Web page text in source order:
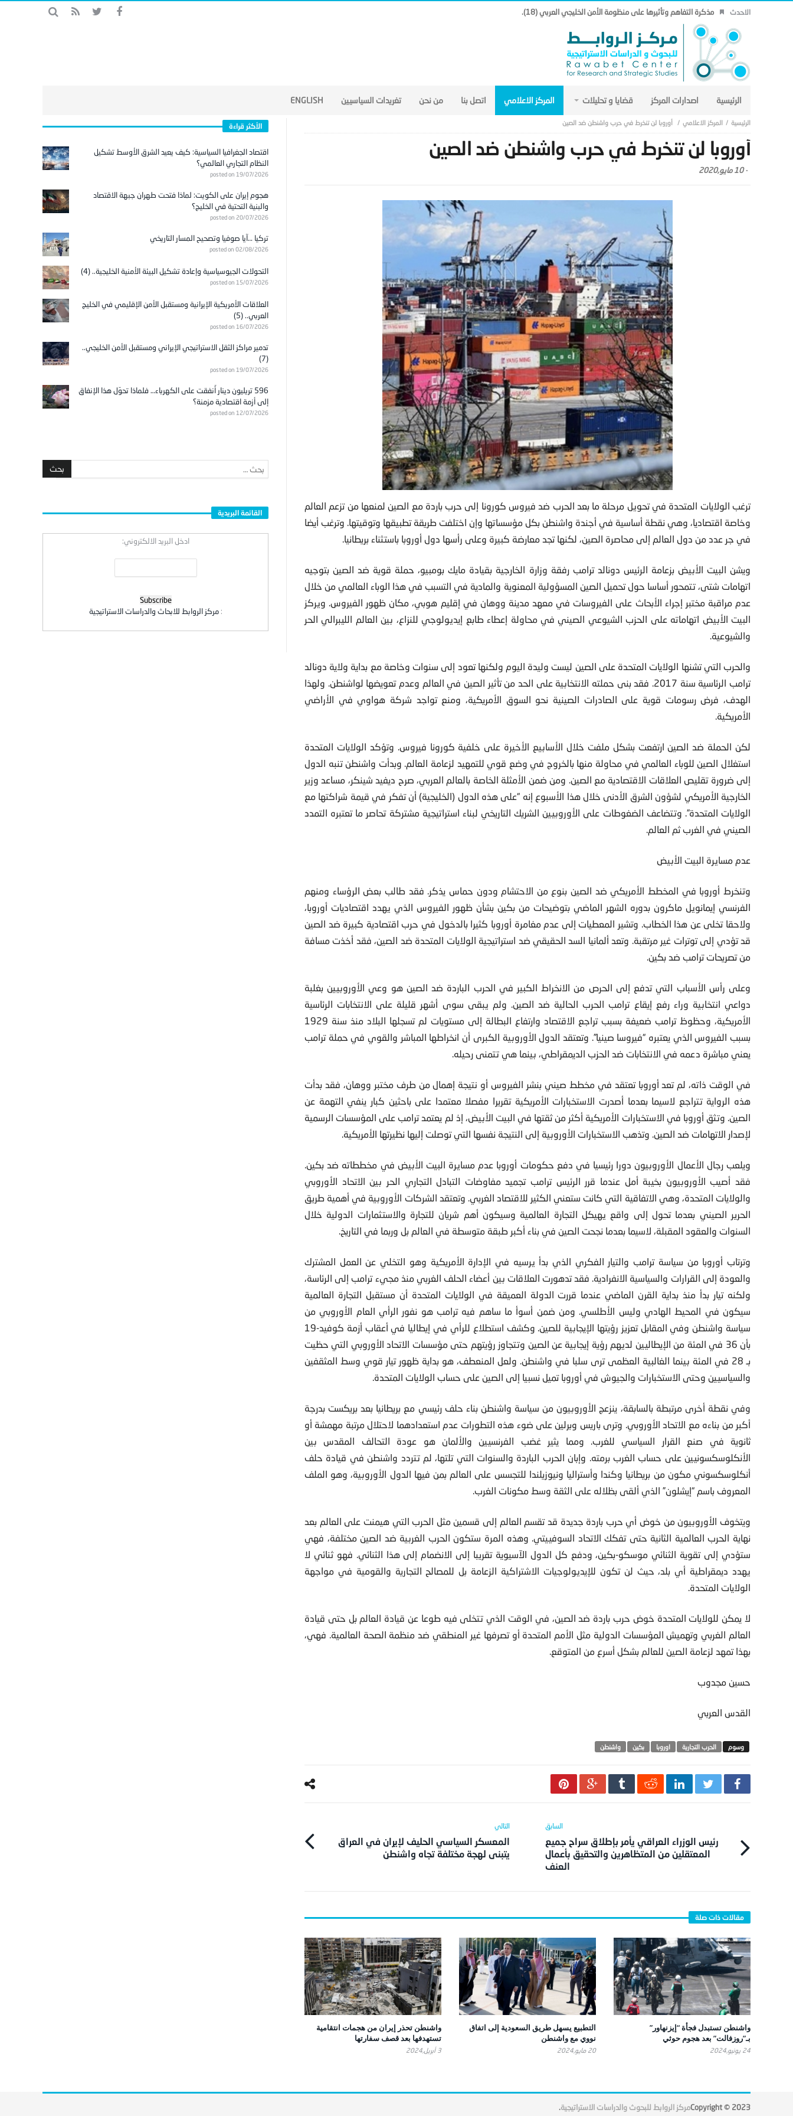
الاحدث مذكرة التفاهم وتأثيرها على منظومة الأمن الخليجي العربي (18).
الرئيسية اصدارات المركز قضايا و تحليلات المركز الاعلامي اتصل بنا من نحن تغريدات السياسيين ENGLISH
المركز الاعلامي أوروبا لن تنخرط في حرب واشنطن ضد الصين
أوروبا لن تنخرط في حرب واشنطن ضد الصين
-10 مايو,2020
ترغب الولايات المتحدة في تحويل مرحلة ما بعد الحرب ضد فيروس كورونا إلى حرب باردة مع الصين لمنعها من تزعم العالم
وخاصة اقتصاديا، وهي نقطة أساسية في أجندة واشنطن بكل مؤسساتها وإن اختلفت طريقة تطبيقها وتوقيتها. وترغب أيضا
في جر عدد من دول العالم إلى محاصرة الصين، لكنها تجد معارضة كبيرة وعلى رأسها دول أوروبا باستثناء بريطانيا.
ويشن البيت الأبيض بزعامة الرئيس دونالد ترامب رفقة وزارة الخارجية بقيادة مايك بومبيو، حملة قوية ضد الصين بتوجيه
اتهامات شتى، تتمحور أساسا حول تحميل الصين المسؤولية المعنوية والمادية في التسبب في هذا الوباء العالمي من خلال
عدم مراقبة مختبر إجراء الأبحاث على الفيروسات في معهد مدينة ووهان في إقليم هوبي، مكان ظهور الفيروس. ويركز
البيت الأبيض اتهاماته على الحزب الشيوعي الصيني في محاولة إعطاء طابع إيديولوجي للنزاع، بين العالم الليبرالي الحر
والشيوعية.
والحرب التي تشنها الولايات المتحدة على الصين ليست وليدة اليوم ولكنها تعود إلى سنوات وخاصة مع بداية ولاية دونالد
ترامب الرئاسية سنة 2017. فقد بنى حملته الانتخابية على الحد من تأثير الصين في العالم وعدم تعويضها لواشنطن. ولهذا
الهدف، فرض رسومات قوية على الصادرات الصينية نحو السوق الأمريكية، ومنع تواجد شركة هواوي في الأراضي
الأمريكية.
لكن الحملة ضد الصين ارتفعت بشكل ملفت خلال الأسابيع الأخيرة على خلفية كورونا فيروس. وتؤكد الولايات المتحدة
استغلال الصين للوباء العالمي في محاولة منها بالخروج في وضع قوي للتمهيد لزعامة العالم. وبدأت واشنطن تنبه الدول
إلى ضرورة تقليص العلاقات الاقتصادية مع الصين. ومن ضمن الأمثلة الخاصة بالعالم العربي، صرح ديفيد شينكر، مساعد وزير
الخارجية الأمريكي لشؤون الشرق الأدنى خلال هذا الأسبوع إنه “على هذه الدول (الخليجية) أن تفكر في قيمة شراكتها مع
الولايات المتحدة”. وتتضاعف الضغوطات على الأوروبيين الشريك التاريخي لبناء استراتيجية مشتركة تحاصر ما تعتبره التمدد
الصيني في الغرب ثم العالم.
عدم مسايرة البيت الأبيض
وتنخرط أوروبا في المخطط الأمريكي ضد الصين بنوع من الاحتشام ودون حماس يذكر. فقد طالب بعض الرؤساء ومنهم
الفرنسي إيمانويل ماكرون بدوره الشهر الماضي بتوضيحات من بكين بشأن ظهور الفيروس الذي يهدد اقتصاديات أوروبا،
ولاحقا تخلى عن هذا الخطاب. وتشير المعطيات إلى عدم مغامرة أوروبا كثيرا بالدخول في حرب اقتصادية كبيرة ضد الصين
قد تؤدي إلى توترات غير مرتقبة. وتعد ألمانيا السد الحقيقي ضد استراتيجية الولايات المتحدة ضد الصين، فقد أخذت مسافة
من تصريحات ترامب ضد بكين.
وعلى رأس الأسباب التي تدفع إلى الحرص من الانخراط الكبير في الحرب الباردة ضد الصين هو وعي الأوروبيين بغلبة
دواعي انتخابية وراء رفع إيقاع ترامب الحرب الحالية ضد الصين. ولم يبقى سوى أشهر قليلة على الانتخابات الرئاسية
الأمريكية، وحظوظ ترامب ضعيفة بسبب تراجع الاقتصاد وارتفاع البطالة إلى مستويات لم تسجلها البلاد منذ سنة 1929
بسبب الفيروس الذي يعتبره “فيروسا صينيا”. وتعتقد الدول الأوروبية الكبرى أن انخراطها المباشر والقوي في حملة ترامب
يعني مباشرة دعمه في الانتخابات ضد الحزب الديمقراطي، بينما هي تتمنى رحيله.
في الوقت ذاته، لم تعد أوروبا تعتقد في مخطط صيني بنشر الفيروس أو نتيجة إهمال من طرف مختبر ووهان، فقد بدأت
هذه الرواية تتراجع لاسيما بعدما أصدرت الاستخبارات الأمريكية تقريرا مفصلا معتمدا على باحثين كبار ينفي التهمة عن
الصين. وتثق أوروبا في الاستخبارات الأمريكية أكثر من ثقتها في البيت الأبيض، إذ لم يعتمد ترامب على المؤسسات الرسمية
لإصدار الاتهامات ضد الصين. وتذهب الاستخبارات الأوروبية إلى النتيجة نفسها التي توصلت إليها نظيرتها الأمريكية.
ويلعب رجال الأعمال الأوروبيون دورا رئيسيا في دفع حكومات أوروبا عدم مسايرة البيت الأبيض في مخططاته ضد بكين.
فقد أصيب الأوروبيون بخيبة أمل عندما قرر الرئيس ترامب تجميد مفاوضات التبادل التجاري الحر بين الاتحاد الأوروبي
والولايات المتحدة، وهي الاتفاقية التي كانت ستعني الكثير للاقتصاد الغربي. وتعتقد الشركات الأوروبية في أهمية طريق
الحرير الصيني بعدما تحول إلى واقع يهيكل التجارة العالمية وسيكون أهم شريان للتجارة والاستثمارات الدولية خلال
السنوات والعقود المقبلة، لاسيما بعدما نجحت الصين في بناء أكبر طبقة متوسطة في العالم بل وربما في التاريخ.
وترتاب أوروبا من سياسة ترامب والتيار الفكري الذي بدأ يرسيه في الإدارة الأمريكية وهو التخلي عن العمل المشترك
والعودة إلى القرارات والسياسية الانفرادية. فقد تدهورت العلاقات بين أعضاء الحلف الغربي منذ مجيء ترامب إلى الرئاسة،
ولكنه تيار بدأ منذ بداية القرن الماضي عندما قررت الدولة العميقة في الولايات المتحدة أن مستقبل التجارة العالمية
سيكون في المحيط الهادي وليس الأطلسي. ومن ضمن أسوأ ما ساهم فيه ترامب هو نفور الرأي العام الأوروبي من
سياسة واشنطن وفي المقابل تعزيز رؤيتها الإيجابية للصين. وكشف استطلاع للرأي في إيطاليا في أعقاب أزمة كوفيد-19
بأن 36 في المئة من الإيطاليين لديهم رؤية إيجابية عن الصين وتتجاوز رؤيتهم حتى مؤسسات الاتحاد الأوروبي التي حظيت
بـ 28 في المئة بينما الغالبية العظمى ترى سلبا في واشنطن. ولعل المنعطف، هو بداية ظهور تيار قوي وسط المثقفين
والسياسيين وحتى الاستخبارات والجيوش في أوروبا تميل نسبيا إلى الصين على حساب الولايات المتحدة.
وفي نقطة أخرى مرتبطة بالسابقة، ينزعج الأوروبيون من سياسة واشنطن بناء حلف رئيسي مع بريطانيا بعد بريكست بدرجة
أكبر من بناءه مع الاتحاد الأوروبي. وترى باريس وبرلين على ضوء هذه التطورات عدم استعدادهما لاحتلال مرتبة مهمشة أو
ثانوية في صنع القرار السياسي للغرب. ومما يثير غضب الفرنسيين والألمان هو عودة التحالف المقدس بين
الأنكلوسكسونيين على حساب الغرب برمته. وإبان الحرب الباردة والسنوات التي تلتها، لم تتردد واشنطن في قيادة حلف
أنكلوسكسوني مكون من بريطانيا وكندا وأستراليا ونيوزيلندا للتجسس على العالم بمن فيها الدول الأوروبية، وهو الملف
المعروف باسم “إيشلون” الذي ألقى بظلاله على الثقة وسط مكونات الغرب.
ويتخوف الأوروبيون من خوض أي حرب باردة جديدة قد تقسم العالم إلى قسمين مثل الحرب التي هيمنت على العالم بعد
نهاية الحرب العالمية الثانية حتى تفكك الاتحاد السوفييتي. وهذه المرة ستكون الحرب الغربية ضد الصين مختلفة، فهي
ستؤدي إلى تقوية الثنائي موسكو-بكين، ودفع كل الدول الآسيوية تقريبا إلى الانضمام إلى هذا الثنائي. فهو ثنائي لا
يهدد ديمقراطية أي بلد، حيث لن تكون للإيديولوجيات الاشتراكية الزعامة بل للمصالح التجارية والقومية في مواجهة
الولايات المتحدة.
لا يمكن للولايات المتحدة خوض حرب باردة ضد الصين، في الوقت الذي تتخلى فيه طوعا عن قيادة العالم بل حتى قيادة
العالم الغربي وتهميش المؤسسات الدولية مثل الأمم المتحدة أو تصرفها غير المنطقي ضد منظمة الصحة العالمية. فهي،
بهذا تمهد لزعامة الصين للعالم بشكل أسرع من المتوقع.
حسين مجدوب
القدس العربي
الحرب التجارية اوروبا بكين واشنطن
رئيس الوزراء العراقي يأمر بإطلاق سراح جميع
المعتقلين من المتظاهرين والتحقيق بأعمال
العنف
المعسكر السياسي الحليف لإيران في العراق
يتبنى لهجة مختلفة تجاه واشنطن
واشنطن تستبدل فجأة “إيزنهاور”
بـ”روزفالت” بعد هجوم حوثي
24 يونيو,2024
التطبيع يسهل طريق السعودية إلى اتفاق
نووي مع واشنطن
20 مايو,2024
واشنطن تحذر إيران من هجمات انتقامية
تستهدفها بعد قصف سفارتها
3 أبريل,2024
الأكثر قراءة
اقتصاد الجغرافيا السياسية: كيف يعيد الشرق الأوسط تشكيل
النظام التجاري العالمي؟
posted on 19/07/2026
هجوم إيران على الكويت: لماذا فتحت طهران جبهة الاقتصاد
والبنية التحتية في الخليج؟
posted on 20/07/2026
تركيا …آيا صوفيا وتصحيح المسار التاريخي
posted on 02/08/2026
التحولات الجيوسياسية وإعادة تشكيل البيئة الأمنية الخليجية.. (4)
posted on 15/07/2026
العلاقات الأمريكية الإيرانية ومستقبل الأمن الإقليمي في الخليج
العربي.. (5)
posted on 16/07/2026
تدمير مراكز الثقل الاستراتيجي الإيراني ومستقبل الأمن الخليجي..
(7)
posted on 19/07/2026
596 تريليون دينار أُنفقت على الكهرباء… فلماذا تحوّل هذا الإنفاق
إلى أزمة اقتصادية مزمنة؟
posted on 12/07/2026
القائمة البريدية
ادخل البريد الالكتروني:
:مركز الروابط للابحاث والدراسات الاستراتيجية
Copyright © 2023مركز الروابط للبحوث والدراسات الاستراتيجية.